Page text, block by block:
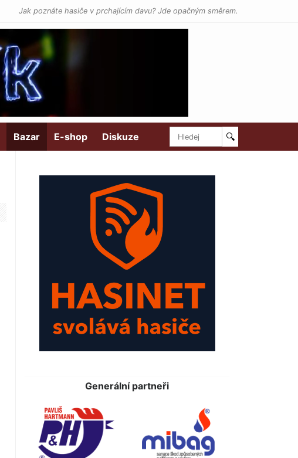
Jak poznáte hasiče v prchajícím davu? Jde opačným směrem.
Bazar E-shop Diskuze 🔍
Generální partneři